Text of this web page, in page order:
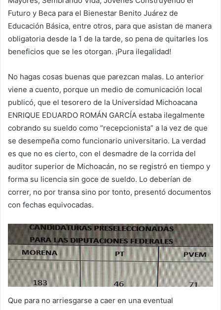
Futuro y Beca para el Bienestar Benito Juárez de
Educación Básica, entre otros, para que asistan de manera
obligatoria desde la 1 de la tarde, so pena de quitarles los
beneficios que se les otorgan. ¡Pura ilegalidad!
No hagas cosas buenas que parezcan malas. Lo anterior
viene a cuento, porque un medio de comunicación local
publicó, que el tesorero de la Universidad Michoacana
ENRIQUE EDUARDO ROMÁN GARCÍA estaba ilegalmente
cobrando su sueldo como “recepcionista” a la vez de que
se desempeña como funcionario universitario. La verdad
es que no es cierto, con el desmadre de la corrida del
auditor superior de Michoacán, no se registró en tiempo y
forma su licencia sin goce de sueldo. Lo deberían de
correr, no por transa sino por tonto, presentó documentos
con fechas equivocadas.
Que para no arriesgarse a caer en una eventual